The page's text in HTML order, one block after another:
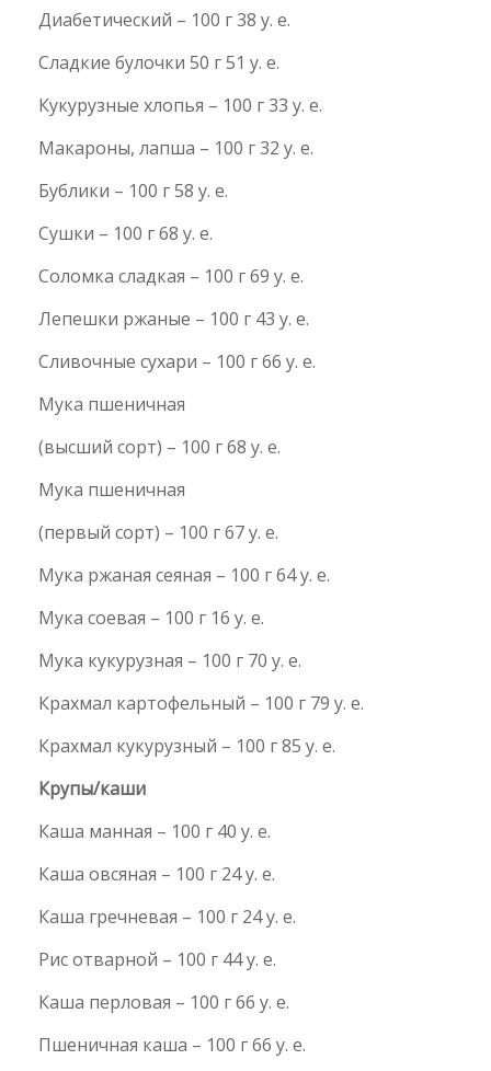
Диабетический – 100 г 38 у. е.
Сладкие булочки 50 г 51 у. е.
Кукурузные хлопья – 100 г 33 у. е.
Макароны, лапша – 100 г 32 у. е.
Бублики – 100 г 58 у. е.
Сушки – 100 г 68 у. е.
Соломка сладкая – 100 г 69 у. е.
Лепешки ржаные – 100 г 43 у. е.
Сливочные сухари – 100 г 66 у. е.
Мука пшеничная
(высший сорт) – 100 г 68 у. е.
Мука пшеничная
(первый сорт) – 100 г 67 у. е.
Мука ржаная сеяная – 100 г 64 у. е.
Мука соевая – 100 г 16 у. е.
Мука кукурузная – 100 г 70 у. е.
Крахмал картофельный – 100 г 79 у. е.
Крахмал кукурузный – 100 г 85 у. е.
Крупы/каши
Каша манная – 100 г 40 у. е.
Каша овсяная – 100 г 24 у. е.
Каша гречневая – 100 г 24 у. е.
Рис отварной – 100 г 44 у. е.
Каша перловая – 100 г 66 у. е.
Пшеничная каша – 100 г 66 у. е.